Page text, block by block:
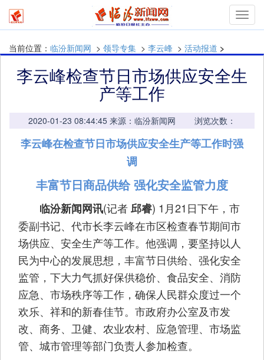
当前位置： 临汾新闻网 > 领导专集 > 李云峰 > 活动报道 >
李云峰检查节日市场供应安全生
产等工作
2020-01-23 08:44:45 来源：临汾新闻网 浏览次数：
李云峰在检查节日市场供应安全生产等工作时强
调
丰富节日商品供给 强化安全监管力度
临汾新闻网讯(记者邱睿) 1月21日下午，市
委副书记、代市长李云峰在市区检查春节期间市
场供应、安全生产等工作。他强调，要坚持以人
民为中心的发展思想，丰富节日供给、强化安全
监管，下大力气抓好保供稳价、食品安全、消防
应急、市场秩序等工作，确保人民群众度过一个
欢乐、祥和的新春佳节。市政府办公室及市发
改、商务、卫健、农业农村、应急管理、市场监
管、城市管理等部门负责人参加检查。